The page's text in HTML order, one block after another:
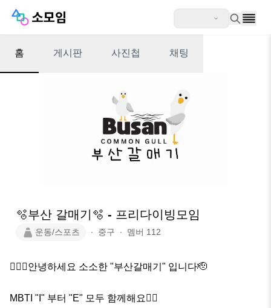
홈 게시판 사진첩 채팅
🫧부산 갈매기🫧 - 프리다이빙모임
운동/스포츠 ∙ 중구 ∙ 멤버 112
🧏🏻‍♀️안녕하세요 소소한 "부산갈매기" 입니다🫡
MBTI "I" 부터 "E" 모두 함께해요🙋‍♀️